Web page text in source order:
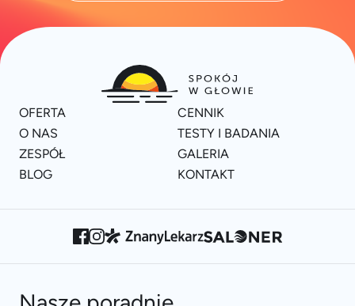
OFERTA
CENNIK
O NAS
TESTY I BADANIA
ZESPÓŁ
GALERIA
BLOG
KONTAKT